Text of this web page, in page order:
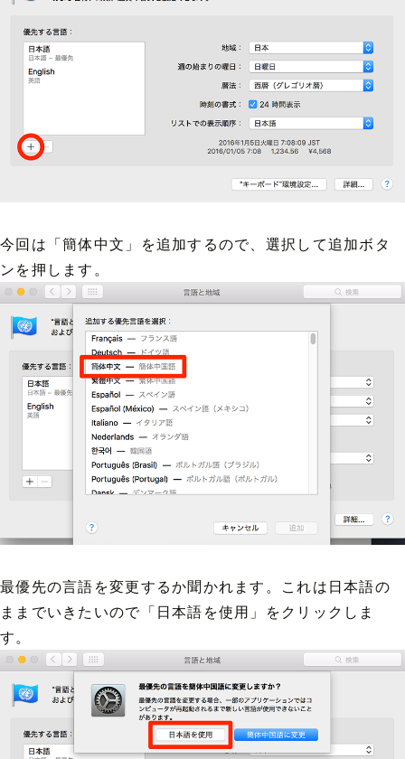
今回は「簡体中文」を追加するので、選択して追加ボタ
ンを押します。
最優先の言語を変更するか聞かれます。これは日本語の
ままでいきたいので「日本語を使用」をクリックしま
す。